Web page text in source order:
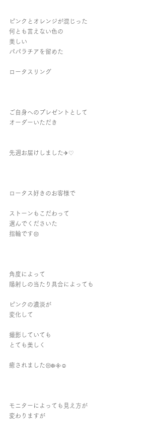
ピンクとオレンジが混じった
何とも言えない色の
美しい
パパラチアを留めた
ロータスリング
ご自身へのプレゼントとして
オーダーいただき
先週お届けしました✈♡
ロータス好きのお客様で
ストーンもこだわって
選んでくださいた
指輪です𑁍
角度によって
陽射しの当たり具合によっても
ピンクの濃淡が
変化して
撮影していても
とても美しく
癒されました𑁍᪥𖧷☺︎︎
モニターによっても見え方が
変わりますが